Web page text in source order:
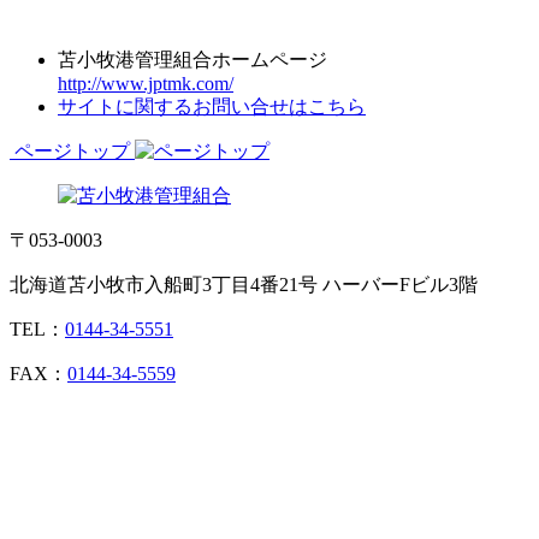
苫小牧港管理組合ホームページ
http://www.jptmk.com/
サイトに関するお問い合せはこちら
ページトップ
〒053-0003
北海道苫小牧市入船町3丁目4番21号 ハーバーFビル3階
TEL： 0144-34-5551
FAX： 0144-34-5559